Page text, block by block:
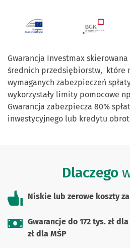
Gwarancja Investmax
średnich przedsiębiorstw, które
wymaganych zabezpieczeń
wykorzystały limity pomocowe
Gwarancja zabezpiecza 80%
inwestycyjnego lub kredytu
Dlaczego
Niskie lub zerowe koszty
Gwarancje do 172 tys. zł
zł dla MŚP